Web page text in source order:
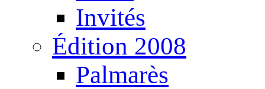
Invités
Édition 2008
Palmarès